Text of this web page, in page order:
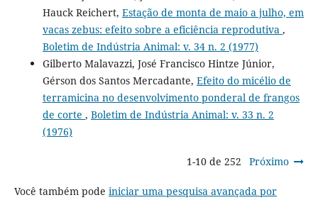
Hauck Reichert, Estação de monta de maio a julho, em
vacas zebus: efeito sobre a eficiência reprodutiva ,
Boletim de Indústria Animal: v. 34 n. 2 (1977)
Gilberto Malavazzi, José Francisco Hintze Júnior,
Gérson dos Santos Mercadante, Efeito do micélio de
terramicina no desenvolvimento ponderal de frangos
de corte , Boletim de Indústria Animal: v. 33 n. 2
(1976)
1-10 de 252 Próximo
Você também pode iniciar uma pesquisa avançada por